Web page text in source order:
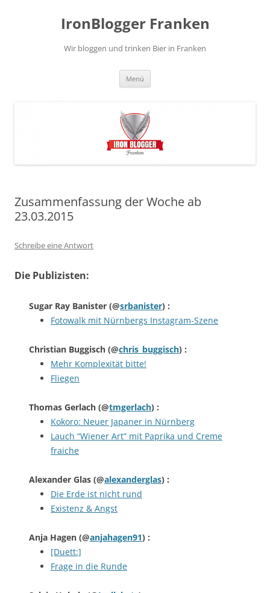
IronBlogger Franken
Wir bloggen und trinken Bier in Franken
Menü
Zusammenfassung der Woche ab
23.03.2015
Schreibe eine Antwort
Die Publizisten:
Sugar Ray Banister (@srbanister) :
Fotowalk mit Nürnbergs Instagram-Szene
Christian Buggisch (@chris_buggisch) :
Mehr Komplexität bitte!
Fliegen
Thomas Gerlach (@tmgerlach) :
Kokoro: Neuer Japaner in Nürnberg
Lauch “Wiener Art” mit Paprika und Creme
fraiche
Alexander Glas (@alexanderglas) :
Die Erde ist nicht rund
Existenz & Angst
Anja Hagen (@anjahagen91) :
[Duett:]
Frage in die Runde